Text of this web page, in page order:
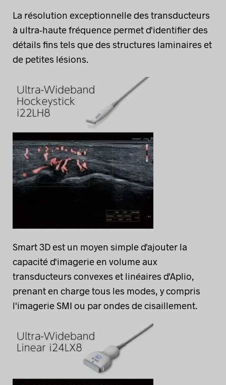
La résolution exceptionnelle des transducteurs
à ultra-haute fréquence permet d'identifier des
détails fins tels que des structures laminaires et
de petites lésions.
Smart 3D est un moyen simple d'ajouter la
capacité d'imagerie en volume aux
transducteurs convexes et linéaires d'Aplio,
prenant en charge tous les modes, y compris
l'imagerie SMI ou par ondes de cisaillement.